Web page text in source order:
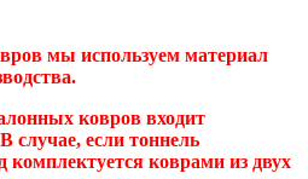
мы используем материал
ковров входит
случае, если тоннель
комплектуется коврами из двух